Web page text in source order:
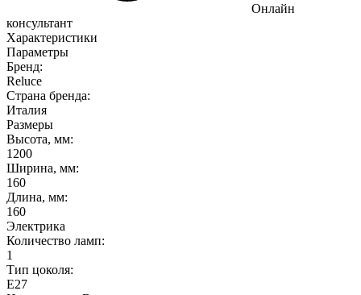
Онлайн
консультант
Характеристики
Параметры
Бренд:
Reluce
Страна бренда:
Италия
Размеры
Высота, мм:
1200
Ширина, мм:
160
Длина, мм:
160
Электрика
Количество ламп:
1
Тип цоколя:
E27